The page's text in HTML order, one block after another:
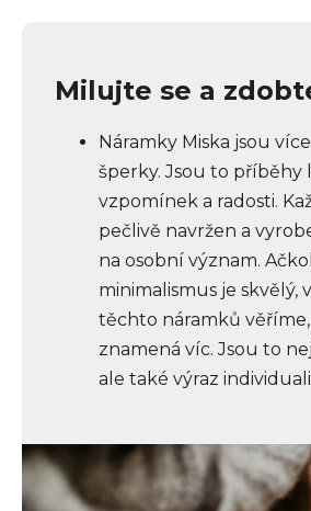
Milujte se a
Náramky Miska jsou
šperky. Jsou to příběhy
vzpomínek a radosti.
pečlivě navržen a
na osobní význam.
minimalismus je skvělý,
těchto náramků věříme,
znamená víc. Jsou to
ale také výraz